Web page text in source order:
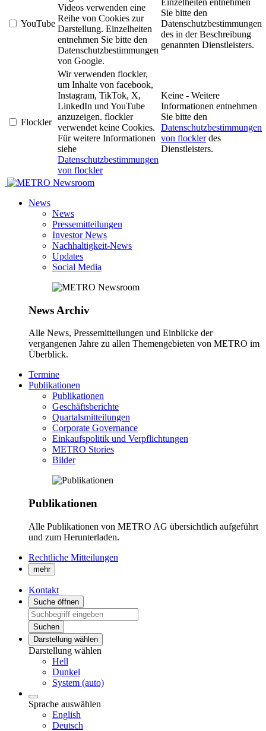
YouTube
Videos verwenden eine
Reihe von Cookies zur
Darstellung. Einzelheiten
entnehmen Sie bitte den
Datenschutzbestimmungen
von Google.
Einzelheiten entnehmen
Sie bitte den
Datenschutzbestimmungen
des in der Beschreibung
genannten Dienstleisters.
Flockler
Wir verwenden flockler,
um Inhalte von facebook,
Instagram, TikTok, X,
LinkedIn und YouTube
anzuzeigen. flockler
verwendet keine Cookies.
Für weitere Informationen
siehe
Datenschutzbestimmungen
von flockler
Keine - Weitere
Informationen entnehmen
Sie bitte den
Datenschutzbestimmungen
von flocklerdes
Dienstleisters.
Newsroom
News
News
Pressemitteilungen
Investor News
Nachhaltigkeit-News
Updates
Social Media
News Archiv
Alle News, Pressemitteilungen und Einblicke der
vergangenen Jahre zu allen Themengebieten von METRO im
Überblick.
Termine
Publikationen
Publikationen
Geschäftsberichte
Quartalsmitteilungen
Corporate Governance
Einkaufspolitik und Verpflichtungen
METRO Stories
Bilder
Publikationen
Alle Publikationen von METRO AG übersichtlich aufgeführt
und zum Herunterladen.
Rechtliche Mitteilungen
mehr
Kontakt
Suche öffnen
Suchen
Darstellung wählen
Darstellung wählen
Hell
Dunkel
System (auto)
Sprache auswählen
English
Deutsch